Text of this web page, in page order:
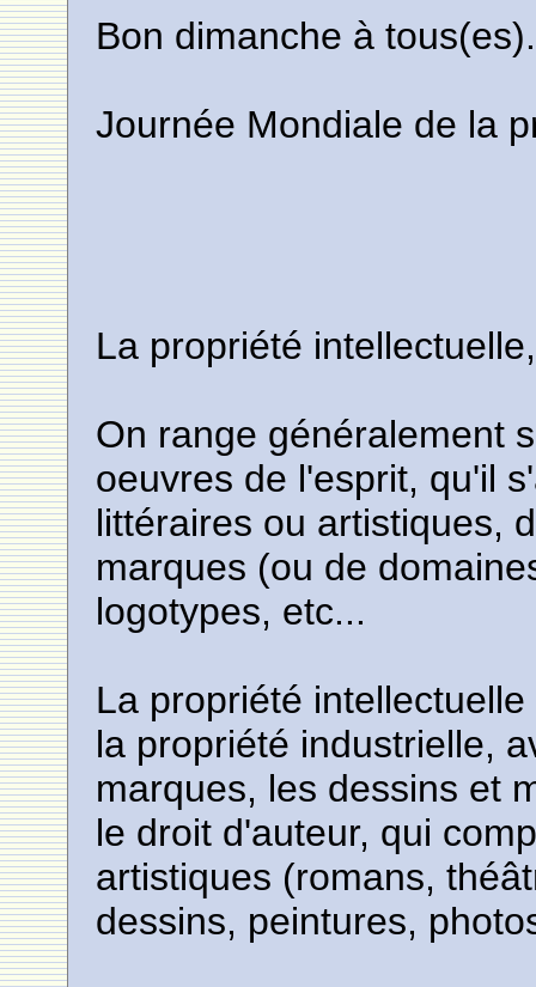
Bon dimanche à
Journée Mondiale de la
La propriété
On range généralement
oeuvres de l'esprit, qu'il
littéraires ou artistiques,
marques (ou de
logotypes, etc...
La propriété
la propriété industrielle,
marques, les dessins et
le droit d'auteur, qui
artistiques (romans,
dessins, peintures,